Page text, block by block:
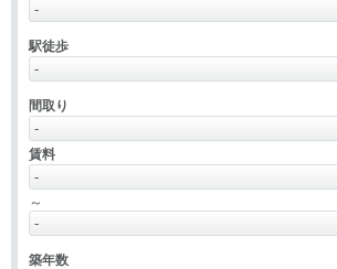
駅徒歩
間取り
賃料
～
築年数